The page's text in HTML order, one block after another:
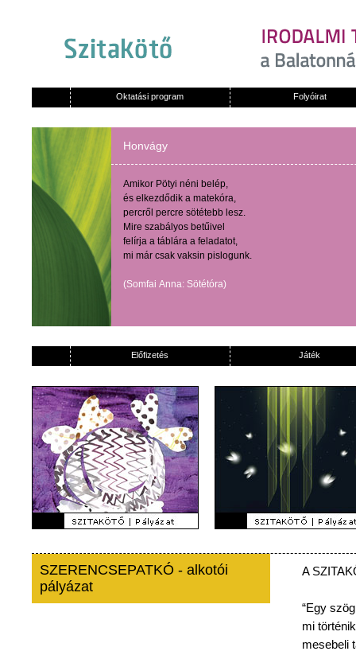
Oktatási program Folyóirat
Honvágy
Amikor Pötyi néni belép,
és elkezdődik a matekóra,
percről percre sötétebb lesz.
Mire szabályos betűivel
felírja a táblára a feladatot,
mi már csak vaksin pislogunk.
(Somfai Anna: Sötétóra)
Előfizetés Játék
SZERENCSEPATKÓ - alkotói
pályázat
A
“Egy szög
mi történik
mesebeli